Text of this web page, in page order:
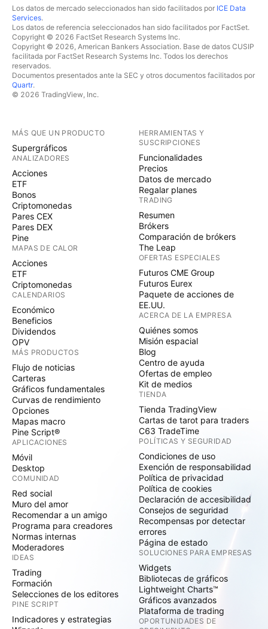
Los datos de mercado seleccionados han sido facilitados por ICE Data
Services.
Los datos de referencia seleccionados han sido facilitados por FactSet.
Copyright © 2026 FactSet Research Systems Inc.
Copyright © 2026, American Bankers Association. Base de datos CUSIP
facilitada por FactSet Research Systems Inc. Todos los derechos
reservados.
Documentos presentados ante la SEC y otros documentos facilitados por
Quartr.
© 2026 TradingView, Inc.
MÁS QUE UN PRODUCTO
Supergráficos
ANALIZADORES
Acciones
ETF
Bonos
Criptomonedas
Pares CEX
Pares DEX
Pine
MAPAS DE CALOR
Acciones
ETF
Criptomonedas
CALENDARIOS
Económico
Beneficios
Dividendos
OPV
MÁS PRODUCTOS
Flujo de noticias
Carteras
Gráficos fundamentales
Curvas de rendimiento
Opciones
Mapas macro
Pine Script®
APLICACIONES
Móvil
Desktop
COMUNIDAD
Red social
Muro del amor
Recomendar a un amigo
Programa para creadores
Normas internas
Moderadores
IDEAS
Trading
Formación
Selecciones de los editores
PINE SCRIPT
Indicadores y estrategias
HERRAMIENTAS Y
SUSCRIPCIONES
Funcionalidades
Precios
Datos de mercado
Regalar planes
TRADING
Resumen
Brókers
Comparación de brókers
The Leap
OFERTAS ESPECIALES
Futuros CME Group
Futuros Eurex
Paquete de acciones de
EE.UU.
ACERCA DE LA EMPRESA
Quiénes somos
Misión espacial
Blog
Centro de ayuda
Ofertas de empleo
Kit de medios
TIENDA
Tienda TradingView
Cartas de tarot para traders
C63 TradeTime
POLÍTICAS Y SEGURIDAD
Condiciones de uso
Exención de responsabilidad
Política de privacidad
Política de cookies
Declaración de accesibilidad
Consejos de seguridad
Recompensas por detectar
errores
Página de estado
SOLUCIONES PARA EMPRESAS
Widgets
Bibliotecas de gráficos
Lightweight Charts™
Gráficos avanzados
Plataforma de trading
OPORTUNIDADES DE